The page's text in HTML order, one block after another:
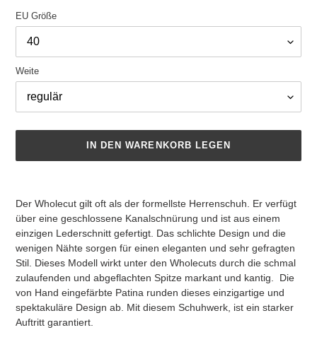
EU Größe
Weite
IN DEN WARENKORB LEGEN
Warenkorb
hinzugefügt
Der Wholecut gilt oft als der formellste Herrenschuh. Er verfügt
über eine geschlossene Kanalschnürung und ist aus einem
einzigen Lederschnitt gefertigt. Das schlichte Design und die
wenigen Nähte sorgen für einen eleganten und sehr gefragten
Stil. Dieses Modell wirkt unter den Wholecuts durch die schmal
zulaufenden und abgeflachten Spitze markant und kantig. Die
von Hand eingefärbte Patina runden dieses einzigartige und
spektakuläre Design ab. Mit diesem Schuhwerk, ist ein starker
Auftritt garantiert.